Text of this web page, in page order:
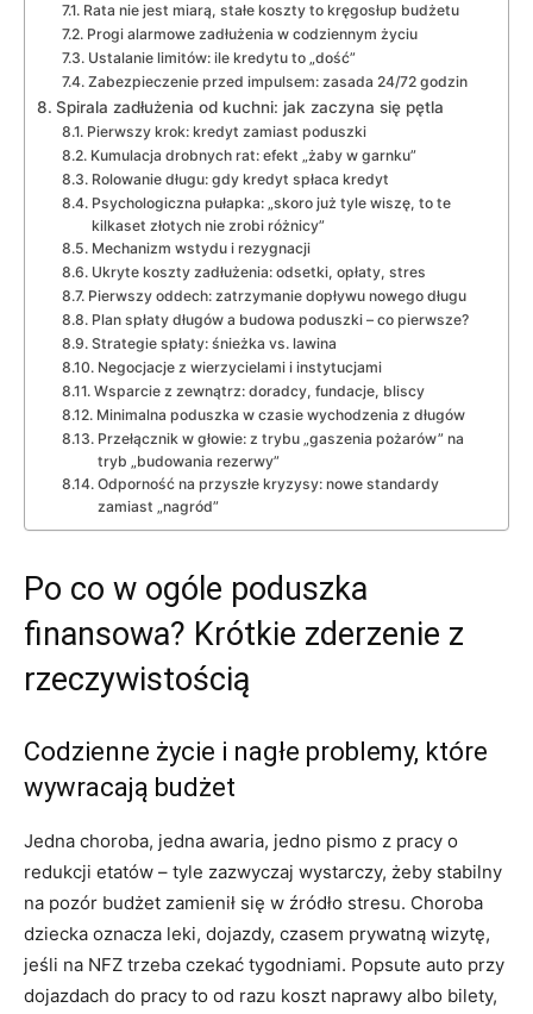
Rata nie jest miarą, stałe koszty to kręgosłup budżetu
Progi alarmowe zadłużenia w codziennym życiu
Ustalanie limitów: ile kredytu to „dość”
Zabezpieczenie przed impulsem: zasada 24/72 godzin
Spirala zadłużenia od kuchni: jak zaczyna się pętla
Pierwszy krok: kredyt zamiast poduszki
Kumulacja drobnych rat: efekt „żaby w garnku”
Rolowanie długu: gdy kredyt spłaca kredyt
Psychologiczna pułapka: „skoro już tyle wiszę, to te
kilkaset złotych nie zrobi różnicy”
Mechanizm wstydu i rezygnacji
Ukryte koszty zadłużenia: odsetki, opłaty, stres
Pierwszy oddech: zatrzymanie dopływu nowego długu
Plan spłaty długów a budowa poduszki – co pierwsze?
Strategie spłaty: śnieżka vs. lawina
Negocjacje z wierzycielami i instytucjami
Wsparcie z zewnątrz: doradcy, fundacje, bliscy
Minimalna poduszka w czasie wychodzenia z długów
Przełącznik w głowie: z trybu „gaszenia pożarów” na
tryb „budowania rezerwy”
Odporność na przyszłe kryzysy: nowe standardy
zamiast „nagród”
Po co w ogóle poduszka
finansowa? Krótkie zderzenie z
rzeczywistością
Codzienne życie i nagłe problemy, które
wywracają budżet
Jedna choroba, jedna awaria, jedno pismo z pracy o
redukcji etatów – tyle zazwyczaj wystarczy, żeby stabilny
na pozór budżet zamienił się w źródło stresu. Choroba
dziecka oznacza leki, dojazdy, czasem prywatną wizytę,
jeśli na NFZ trzeba czekać tygodniami. Popsute auto przy
dojazdach do pracy to od razu koszt naprawy albo bilety,